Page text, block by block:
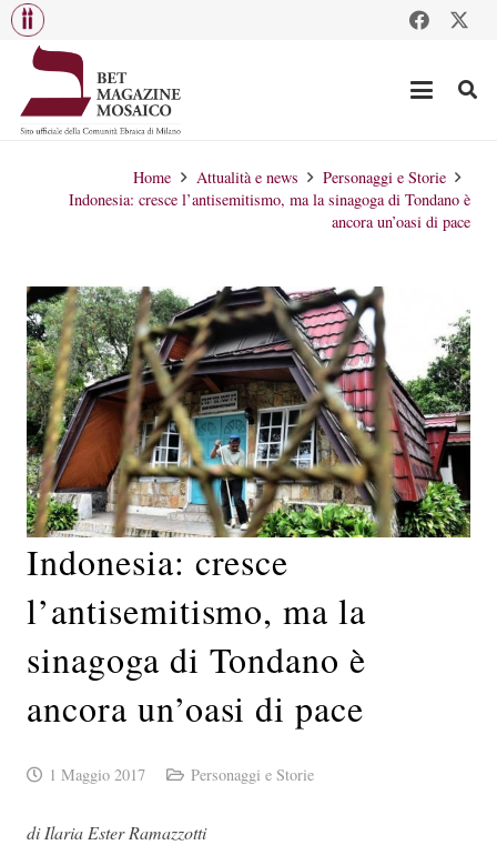
Home Attualità e news
Personaggi e Storie
Indonesia: cresce l’antisemitismo, ma la sinagoga di Tondano è
ancora un’oasi di pace
Indonesia: cresce
l’antisemitismo, ma la
sinagoga di Tondano è
ancora un’oasi di pace
1 Maggio 2017 Personaggi e Storie
di Ilaria Ester Ramazzotti